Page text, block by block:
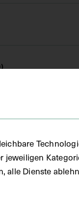
jeweiligen
alle Dienste